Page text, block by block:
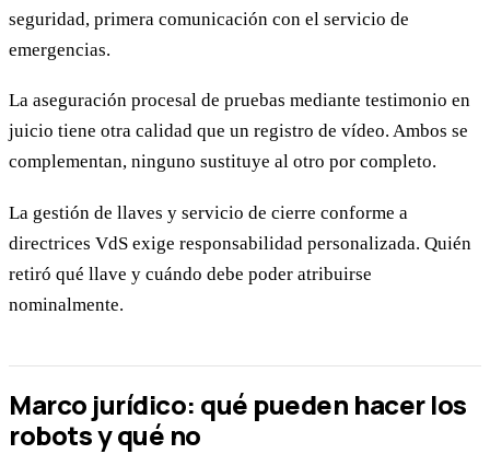
seguridad, primera comunicación con el servicio de
emergencias.
La aseguración procesal de pruebas mediante testimonio en
juicio tiene otra calidad que un registro de vídeo. Ambos se
complementan, ninguno sustituye al otro por completo.
La gestión de llaves y servicio de cierre conforme a
directrices VdS exige responsabilidad personalizada. Quién
retiró qué llave y cuándo debe poder atribuirse
nominalmente.
Marco jurídico: qué pueden hacer los
robots y qué no